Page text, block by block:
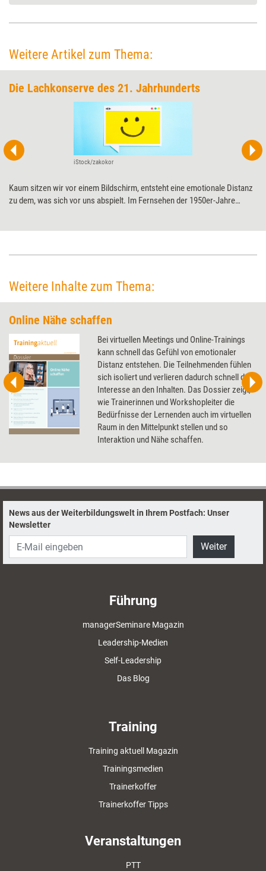
Weitere Artikel zum Thema:
Die Lachkonserve des 21. Jahrhunderts
iStock/zakokor
Kaum sitzen wir vor einem Bildschirm, entsteht eine emotionale Distanz
zu dem, was sich vor uns abspielt. Im Fernsehen der 1950er-Jahre
Weitere Inhalte zum Thema:
Online Nähe schaffen
Bei virtuellen Meetings und Online-Trainings
kann schnell das Gefühl von emotionaler
Distanz entstehen. Die Teilnehmenden fühlen
sich isoliert und verlieren dadurch schnell das
Interesse an den Inhalten. Das Dossier zeigt,
wie Trainerinnen und Workshopleiter die
Bedürfnisse der Lernenden auch im virtuellen
Raum in den Mittelpunkt stellen und so
Interaktion und Nähe schaffen.
News aus der Weiterbildungswelt in Ihrem Postfach: Unser
Newsletter
Weiter
Führung
managerSeminare Magazin
Leadership-Medien
Self-Leadership
Das Blog
Training
Training aktuell Magazin
Trainingsmedien
Trainerkoffer
Trainerkoffer Tipps
Veranstaltungen
PTT